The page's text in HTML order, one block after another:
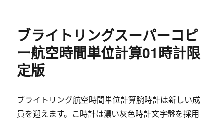
ブライトリングスーパーコピ
ー航空時間単位計算01時計限
定版
ブライトリング航空時間単位計算腕時計は新しい成
員を迎えます。こ時計は濃い灰色時計文字盤を採用